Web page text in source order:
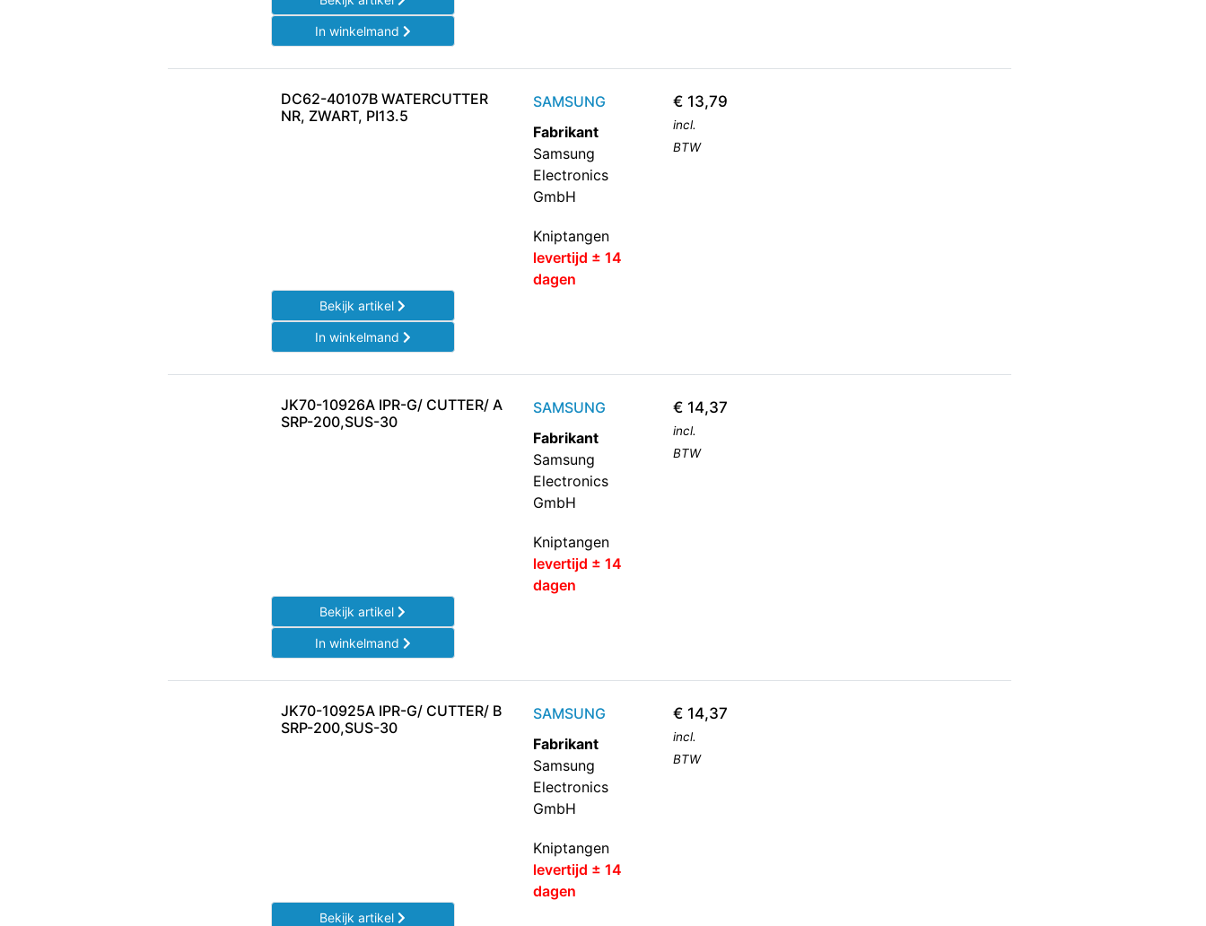
In winkelmand
DC62-40107B WATERCUTTER
NR, ZWART, PI13.5
SAMSUNG
Fabrikant
Samsung
Electronics
GmbH
Kniptangen
levertijd ± 14
dagen
€ 13,79
incl.
BTW
Bekijk artikel
In winkelmand
JK70-10926A IPR-G/ CUTTER/ A
SRP-200,SUS-30
SAMSUNG
Fabrikant
Samsung
Electronics
GmbH
Kniptangen
levertijd ± 14
dagen
€ 14,37
incl.
BTW
Bekijk artikel
In winkelmand
JK70-10925A IPR-G/ CUTTER/ B
SRP-200,SUS-30
SAMSUNG
Fabrikant
Samsung
Electronics
GmbH
Kniptangen
levertijd ± 14
dagen
€ 14,37
incl.
BTW
Bekijk artikel